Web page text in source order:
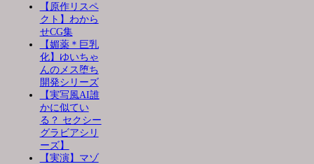
【原作リスペ
クト】わから
せCG集
【媚薬＊巨乳
化】ゆいちゃ
んのメス堕ち
開発シリーズ
【実写風AI誰
かに似てい
る？ セクシー
グラビアシリ
ーズ】
【実演】マゾ